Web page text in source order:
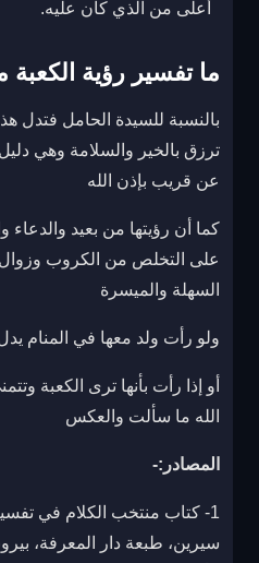
أعلى من الذي كان عليه.
ما تفسير رؤية
بالنسبة للسيدة الحامل فتدل
ترزق بالخير والسلامة وهي
عن قريب بإذن الله
كما أن رؤيتها من بعيد والدعاء
على التخلص من الكروب وزوال
السهلة والميسرة
ولو رأت ولد معها في المنام
أو إذا رأت بأنها ترى الكعبة
الله ما سألت والعكس
المصادر:-
1- كتاب منتخب الكلام في